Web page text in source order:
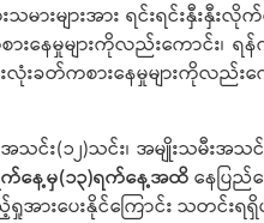
သမားများအား ရင်းရင်းနှီး
ားနေမှုများကိုလည်းကောင်း၊
းလုံးခတ်ကစားနေမှုများကိုလည်း
သင်း(၁၂)သင်း၊ အမျိုးသမီးအသင်
က်နေ့မှ(၁၃)ရက်နေ့အထိ နေပြည်
ားပေးနိုင်ကြောင်း သတင်းရ